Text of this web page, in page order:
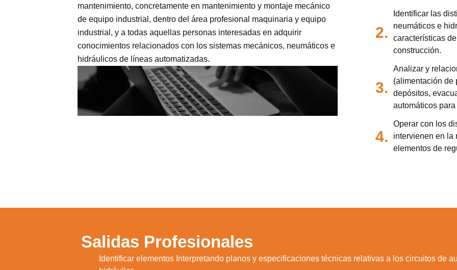
mantenimiento, concretamente en mantenimiento y montaje mecánico
de equipo industrial, dentro del área profesional maquinaria y equipo
industrial, y a todas aquellas personas interesadas en adquirir
conocimientos relacionados con los sistemas mecánicos, neumáticos e
hidráulicos de líneas automatizadas.
2.
Identificar las
neumáticos e
características
construcción.
3.
Analizar y
(alimentación de
depósitos,
automáticos
4.
Operar con los
intervienen en la
elementos de
Salidas Profesionales
Identificar elementos Interpretando planos y especificaciones técnicas relativas a los circuitos de